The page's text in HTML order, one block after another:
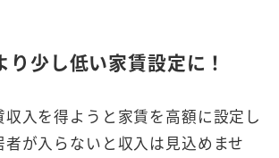
り少し低い家賃設定に！
収入を得ようと家賃を高額に設定し
が入らないと収入は見込めませ